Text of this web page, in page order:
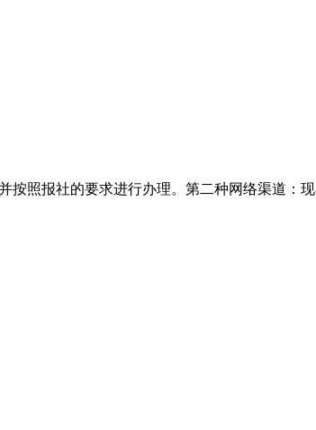
照报社的要求进行办理。第二种网络渠道：